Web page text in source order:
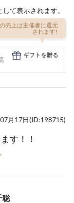
て表示されます。
売上は主催者に還元
されます!
ギフトを贈る
月17日(ID:198715)
す！！
聡